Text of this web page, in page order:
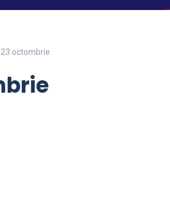
octombrie